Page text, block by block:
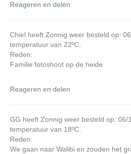
Reageren en delen
Chiel heeft Zonnig weer besteld op:
temperatuur van 22ºC.
Reden:
Familie fotoshoot op de heide
Reageren en delen
GG heeft Zonnig weer besteld op: 06/
temperatuur van 18ºC.
Reden:
We gaan naar Walibi en zouden het